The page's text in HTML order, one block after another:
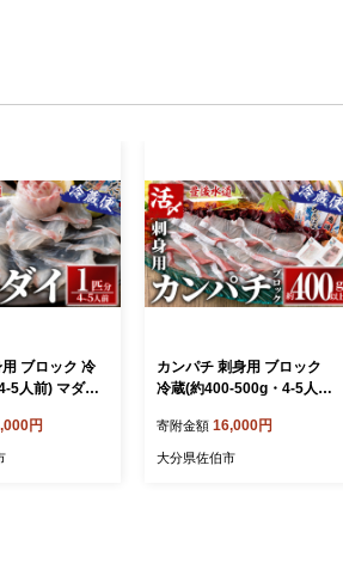
ブロック 冷
5人前) マダイ
身 冷蔵 海の
佐伯市【AS1
円
カンパチ 刺身用 ブロック
冷蔵(約400-500g・4-5人前)
獲れたて 鮮魚 ブロック 刺
身 冷蔵 海の直売所 大分県
寄附金額 16,000円
大分県佐伯市